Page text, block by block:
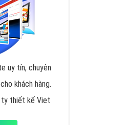
uy tín, chuyên
khách hàng.
ty thiết kế Viet